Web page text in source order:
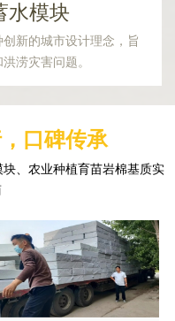
水模块
新的城市设计理念，旨
涝灾害问题。
口碑传承
、农业种植育苗岩棉基质实